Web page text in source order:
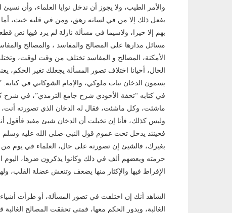
واﻷمر الطيب، ولا يجوز أن ندخل نوايا العلماء، وأن
يفعل ذلك إلا من في لسانه رهق، ومن في قلبه خبث، أما
بهم إلا خيرا، ولاسيما في مسألة نازلة لم يرد فيها
مسائل مدارها على المصالح والمفاسد ، والمصالح
اﻷمكنة، المصالح و المفاسد تختلف من وقت لوقت،
الحال، أحيانا اختلاف تصور المسألة يجعلك تغير الحكم،
يسمون الدخان نبات ملوكي، واﻹمام الشوكاني في كتابه:
في كتابه “تحفة اﻷحوذي شرح جامع الترمذي”، في شرح
ماشئت، وكل ماشئت، فقال له الدخان الذي تصورته أنت،
وليس كذلك، فأنا إن تخيلت أن الدخان شيئ مفيد فأقول
فحينئذ يدخل تحت عموم قول النبي-صلى الله عليه وسلم
بغيرك، فالشيئ إن تصورته على حال، العلماء في يوم من
حرمته وبعضهم ألف في ذلك وكانوا يذكرون ضرها، اليوم
اﻹفراط فيها واﻹكثار منها يضعف وتنعش عضلة القلب،
الشاهد أنك إن اختلفت في تصور المسألة، أو طرأت
الغالبة، ويدور الحكم معها، فمتى تحققت المصالح